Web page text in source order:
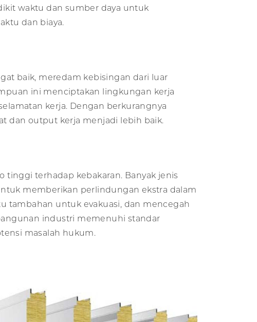
waktu dan sumber daya untuk
dan biaya.
baik, meredam kebisingan dari luar
ini menciptakan lingkungan kerja
kerja. Dengan berkurangnya
dan output kerja menjadi lebih baik.
terhadap kebakaran. Banyak jenis
memberikan perlindungan ekstra dalam
tambahan untuk evakuasi, dan mencegah
industri memenuhi standar
masalah hukum.